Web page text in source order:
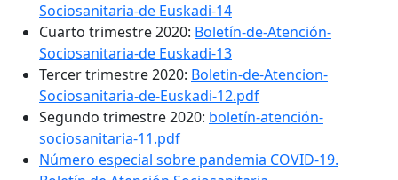
Sociosanitaria-de Euskadi-14
Cuarto trimestre 2020: Boletín-de-Atención-
Sociosanitaria-de Euskadi-13
Tercer trimestre 2020: Boletin-de-Atencion-
Sociosanitaria-de-Euskadi-12.pdf
Segundo trimestre 2020: boletín-atención-
sociosanitaria-11.pdf
Número especial sobre pandemia COVID-19.